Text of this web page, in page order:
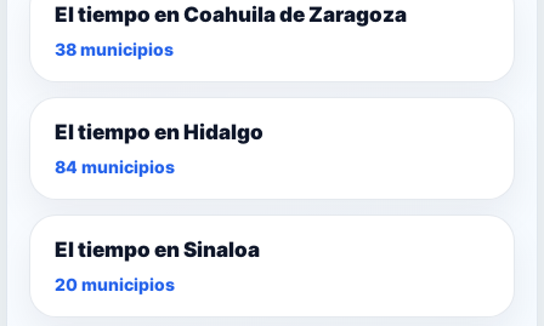
El tiempo en Coahuila de Zaragoza
38 municipios
El tiempo en Hidalgo
84 municipios
El tiempo en Sinaloa
20 municipios